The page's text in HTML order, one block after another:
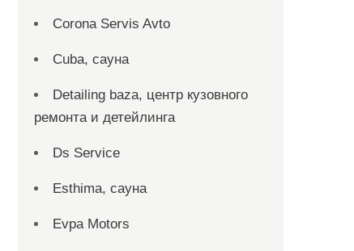
Corona Servis Avto
Cuba, сауна
Detailing baza, центр кузовного
ремонта и детейлинга
Ds Service
Esthima, сауна
Evpa Motors